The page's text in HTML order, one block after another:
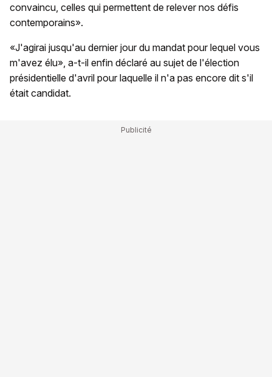
convaincu, celles qui permettent de relever nos défis
contemporains».
«J'agirai jusqu'au dernier jour du mandat pour lequel vous
m'avez élu», a-t-il enfin déclaré au sujet de l'élection
présidentielle d'avril pour laquelle il n'a pas encore dit s'il
était candidat.